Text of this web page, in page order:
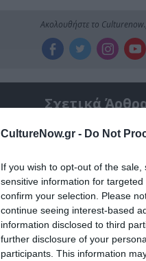
CultureNow.gr - Do Not
If you wish to opt-out of the
sensitive information for
confirm your selection. Please
continue seeing interest-based
information disclosed to third
further disclosure of your
participants. This information
Ακολουθήστε το
Σχετικά